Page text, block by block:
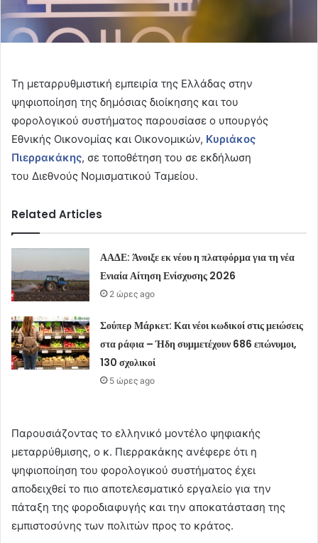
Τη μεταρρυθμιστική εμπειρία της Ελλάδας στην
ψηφιοποίηση της δημόσιας διοίκησης και του
φορολογικού συστήματος παρουσίασε ο υπουργός
Εθνικής Οικονομίας και Οικονομικών, Κυριάκος
Πιερρακάκης, σε τοποθέτηση του σε εκδήλωση
του Διεθνούς Νομισματικού Ταμείου.
Related Articles
ΑΑΔΕ: Άνοιξε εκ νέου η πλατφόρμα για τη νέα
Ενιαία Αίτηση Ενίσχυσης 2026
2 ώρες ago
Σούπερ Μάρκετ: Και νέοι κωδικοί στις μειώσεις
στα ράφια – Ήδη συμμετέχουν 686 επώνυμοι,
130 σχολικοί
5 ώρες ago
Παρουσιάζοντας το ελληνικό μοντέλο ψηφιακής
μεταρρύθμισης, ο κ. Πιερρακάκης ανέφερε ότι η
ψηφιοποίηση του φορολογικού συστήματος έχει
αποδειχθεί το πιο αποτελεσματικό εργαλείο για την
πάταξη της φοροδιαφυγής και την αποκατάσταση της
εμπιστοσύνης των πολιτών προς το κράτος.